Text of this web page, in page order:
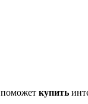
поможет купить